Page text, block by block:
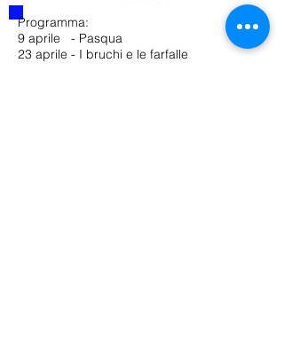
Programma:
9 aprile - Pasqua
23 aprile - I bruchi e le farfalle